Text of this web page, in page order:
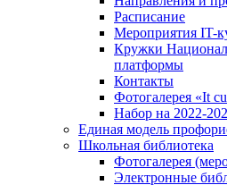
Расписание
Мероприятия IT-
Кружки
платформы
Контакты
Фотогалерея «It
Набор на 2022-
Единая модель
Школьная библиотека
Фотогалерея
Электронные